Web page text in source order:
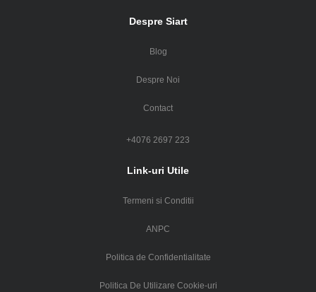
Despre Siart
Blog
Despre Noi
Contact
+4076 2697 223
Link-uri Utile
Termeni si Conditii
ANPC
Politica de Confidentialitate
Politica De Utilizare Cookie-uri